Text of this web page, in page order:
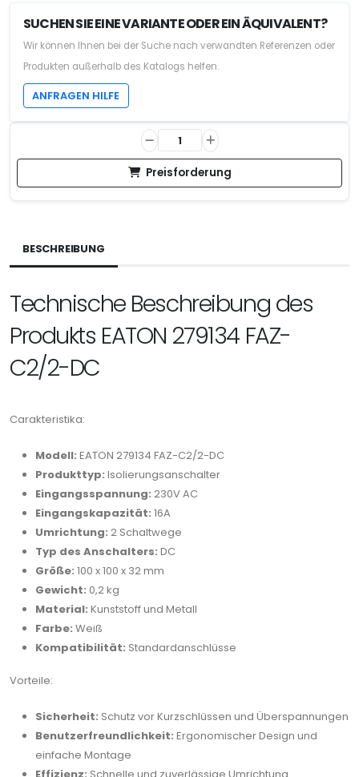
SUCHEN SIE EINE VARIANTE ODER EIN ÄQUIVALENT?
Wir können Ihnen bei der Suche nach verwandten Referenzen oder
Produkten außerhalb des Katalogs helfen.
ANFRAGEN HILFE
Preisforderung
BESCHREIBUNG
Technische Beschreibung des
Produkts EATON 279134 FAZ-
C2/2-DC
Carakteristika:
Modell: EATON 279134 FAZ-C2/2-DC
Produkttyp: Isolierungsanschalter
Eingangsspannung: 230V AC
Eingangskapazität: 16A
Umrichtung: 2 Schaltwege
Typ des Anschalters: DC
Größe: 100 x 100 x 32 mm
Gewicht: 0,2 kg
Material: Kunststoff und Metall
Farbe: Weiß
Kompatibilität: Standardanschlüsse
Vorteile:
Sicherheit: Schutz vor Kurzschlüssen und Überspannungen
Benutzerfreundlichkeit: Ergonomischer Design und
einfache Montage